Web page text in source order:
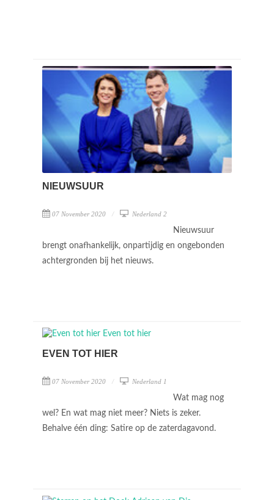
NIEUWSUUR
07 November 2020 Nederland 2
Nieuwsuur
brengt onafhankelijk, onpartijdig en ongebonden
achtergronden bij het nieuws.
EVEN TOT HIER
07 November 2020 Nederland 1
Wat mag nog
wel? En wat mag niet meer? Niets is zeker.
Behalve één ding: Satire op de zaterdagavond.